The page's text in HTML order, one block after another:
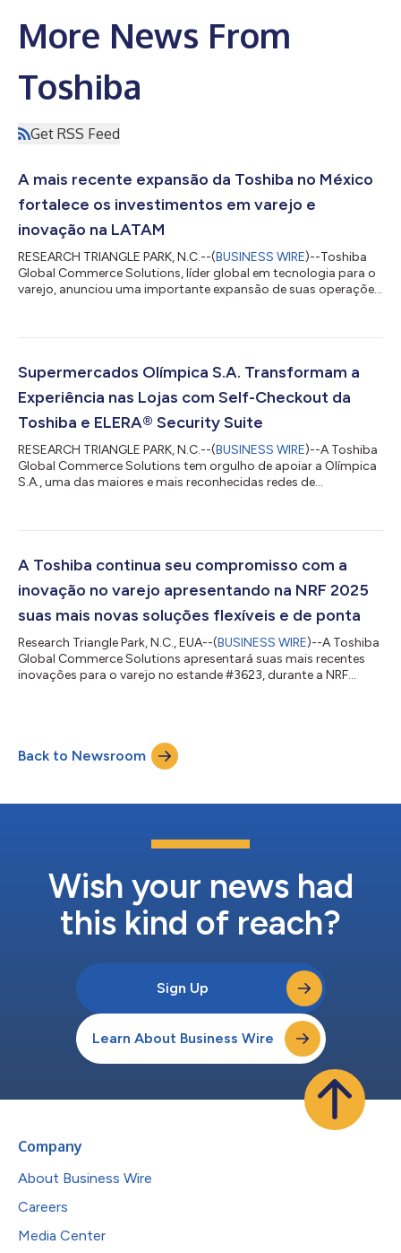
More News From
Toshiba
Get RSS Feed
A mais recente expansão da Toshiba no México
fortalece os investimentos em varejo e
inovação na LATAM
RESEARCH TRIANGLE PARK, N.C.--(BUSINESS WIRE)--Toshiba
Global Commerce Solutions, líder global em tecnologia para o
varejo, anunciou uma importante expansão de suas operações
sede regional ampliada, localizada no distrito de Polanco,
showroom de produtos de última geração e um novo Centro
de Demonstração Tecnológica, que apresenta o...
Supermercados Olímpica S.A. Transformam a
Experiência nas Lojas com Self-Checkout da
Toshiba e ELERA® Security Suite
RESEARCH TRIANGLE PARK, N.C.--(BUSINESS WIRE)--A Toshiba
Global Commerce Solutions tem orgulho de apoiar a Olímpica
S.A., uma das maiores e mais reconhecidas redes de
varejista na América Latina a implementar a suíte completa de
prevenção de perdas e melhora a segurança nas lojas por meio
de reconhecimento de imagem com i...
A Toshiba continua seu compromisso com a
inovação no varejo apresentando na NRF 2025
suas mais novas soluções flexíveis e de ponta
Research Triangle Park, N.C., EUA--(BUSINESS WIRE)--A Toshiba
Global Commerce Solutions apresentará suas mais recentes
inovações para o varejo no estande #3623, durante a NRF
learning, as novas soluções modulares e personalizadas da
Toshiba são projetadas para atender às necessidades
exclusivas dos varejistas, não importando seu ta...
Back to Newsroom
Wish your news had
this kind of reach?
Sign Up
Learn About Business Wire
Company
About Business Wire
Careers
Media Center